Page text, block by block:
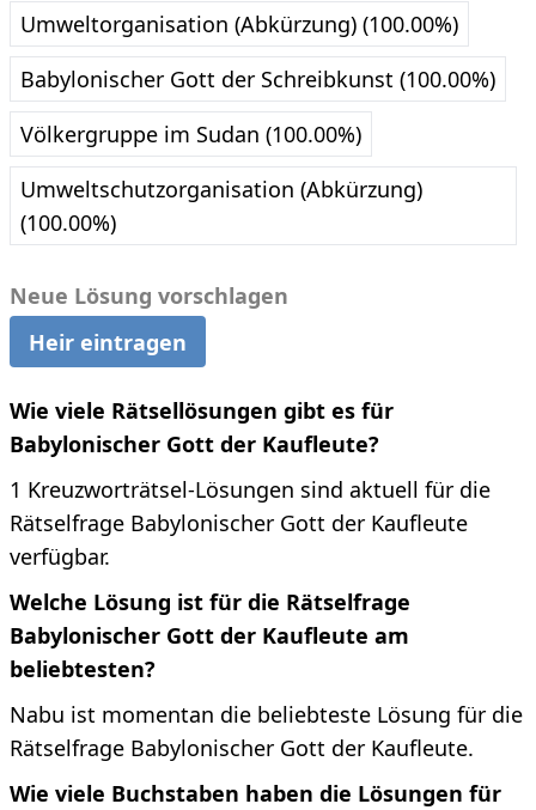
Umweltorganisation (Abkürzung) (100.00%)
Babylonischer Gott der Schreibkunst (100.00%)
Völkergruppe im Sudan (100.00%)
Umweltschutzorganisation (Abkürzung)
(100.00%)
Neue Lösung vorschlagen
Heir eintragen
Wie viele Rätsellösungen gibt es für
Babylonischer Gott der Kaufleute?
1 Kreuzworträtsel-Lösungen sind aktuell für die
Rätselfrage Babylonischer Gott der Kaufleute
verfügbar.
Welche Lösung ist für die Rätselfrage
Babylonischer Gott der Kaufleute am
beliebtesten?
Nabu ist momentan die beliebteste Lösung für die
Rätselfrage Babylonischer Gott der Kaufleute.
Wie viele Buchstaben haben die Lösungen für